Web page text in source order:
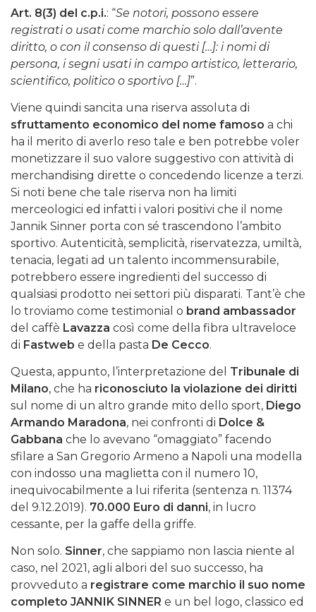
Art. 8(3) del c.p.i.: “Se notori, possono essere
registrati o usati come marchio solo dall’avente
diritto, o con il consenso di questi […]: i nomi di
persona, i segni usati in campo artistico, letterario,
scientifico, politico o sportivo […]”.
Viene quindi sancita una riserva assoluta di
sfruttamento economico del nome famoso a chi
ha il merito di averlo reso tale e ben potrebbe voler
monetizzare il suo valore suggestivo con attività di
merchandising dirette o concedendo licenze a terzi.
Si noti bene che tale riserva non ha limiti
merceologici ed infatti i valori positivi che il nome
Jannik Sinner porta con sé trascendono l’ambito
sportivo. Autenticità, semplicità, riservatezza, umiltà,
tenacia, legati ad un talento incommensurabile,
potrebbero essere ingredienti del successo di
qualsiasi prodotto nei settori più disparati. Tant’è che
lo troviamo come testimonial o brand ambassador
del caffè Lavazza così come della fibra ultraveloce
di Fastweb e della pasta De Cecco.
Questa, appunto, l’interpretazione del Tribunale di
Milano, che ha riconosciuto la violazione dei diritti
sul nome di un altro grande mito dello sport, Diego
Armando Maradona, nei confronti di Dolce &
Gabbana che lo avevano “omaggiato” facendo
sfilare a San Gregorio Armeno a Napoli una modella
con indosso una maglietta con il numero 10,
inequivocabilmente a lui riferita (sentenza n. 11374
del 9.12.2019). 70.000 Euro di danni, in lucro
cessante, per la gaffe della griffe.
Non solo. Sinner, che sappiamo non lascia niente al
caso, nel 2021, agli albori del suo successo, ha
provveduto a registrare come marchio il suo nome
completo JANNIK SINNER e un bel logo, classico ed